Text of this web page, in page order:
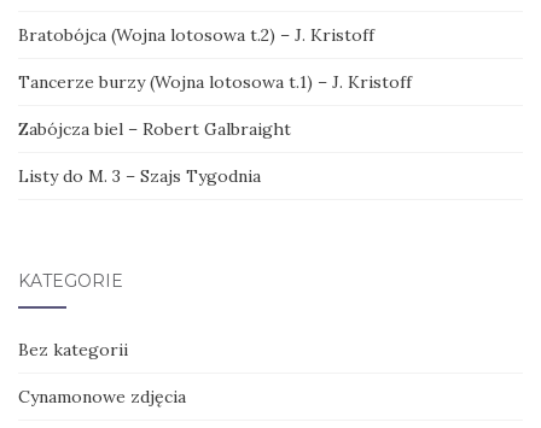
Bratobójca (Wojna lotosowa t.2) – J. Kristoff
Tancerze burzy (Wojna lotosowa t.1) – J. Kristoff
Zabójcza biel – Robert Galbraight
Listy do M. 3 – Szajs Tygodnia
KATEGORIE
Bez kategorii
Cynamonowe zdjęcia